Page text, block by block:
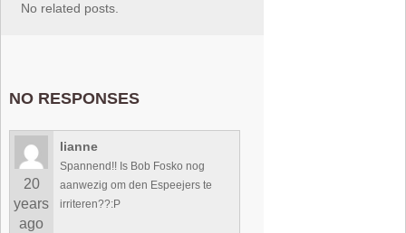
No related posts.
NO RESPONSES
20
years
ago
lianne
Spannend!! Is Bob Fosko nog
aanwezig om den Espeejers te
irriteren??:P